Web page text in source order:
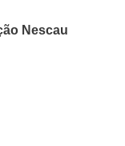
Nescau